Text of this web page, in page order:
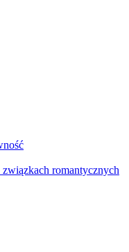
romantycznych